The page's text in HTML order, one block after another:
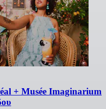
+ Musée Imaginarium